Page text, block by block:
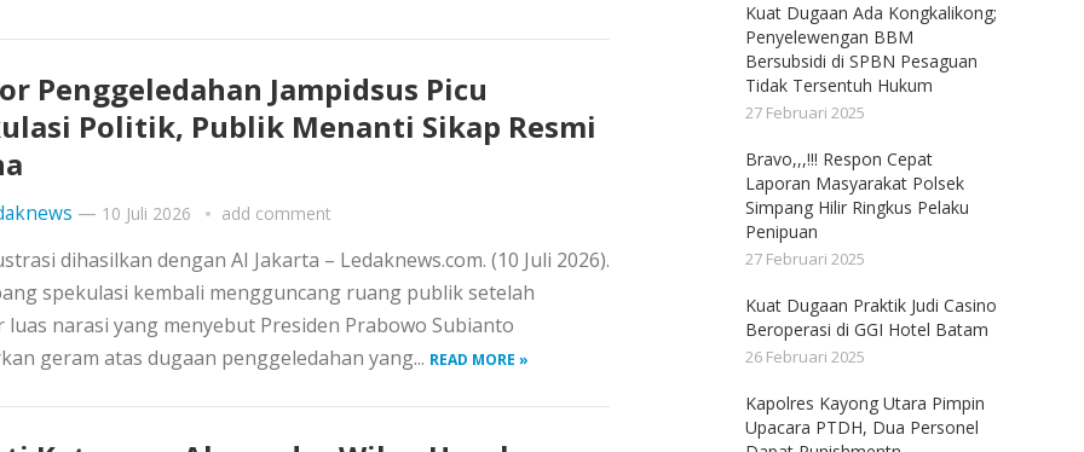
Penggeledahan Jampidsus Picu
Politik, Publik Menanti Sikap Resmi
— 10 Juli 2026 add comment
dihasilkan dengan AI Jakarta – Ledaknews.com. (10 Juli 2026).
spekulasi kembali mengguncang ruang publik setelah
luas narasi yang menyebut Presiden Prabowo Subianto
geram atas dugaan penggeledahan yang... READ MORE »
Kuat Dugaan Ada Kongkalikong;
Penyelewengan BBM
Bersubsidi di SPBN Pesaguan
Tidak Tersentuh Hukum
27 Februari 2025
Bravo,,,!!! Respon Cepat
Laporan Masyarakat Polsek
Simpang Hilir Ringkus Pelaku
Penipuan
27 Februari 2025
Kuat Dugaan Praktik Judi Casino
Beroperasi di GGI Hotel Batam
26 Februari 2025
Kapolres Kayong Utara Pimpin
Upacara PTDH, Dua Personel